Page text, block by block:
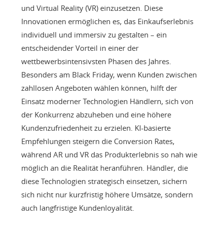
und Virtual Reality (VR) einzusetzen. Diese
Innovationen ermöglichen es, das Einkaufserlebnis
individuell und immersiv zu gestalten – ein
entscheidender Vorteil in einer der
wettbewerbsintensivsten Phasen des Jahres.
Besonders am Black Friday, wenn Kunden zwischen
zahllosen Angeboten wählen können, hilft der
Einsatz moderner Technologien Händlern, sich von
der Konkurrenz abzuheben und eine höhere
Kundenzufriedenheit zu erzielen. KI-basierte
Empfehlungen steigern die Conversion Rates,
während AR und VR das Produkterlebnis so nah wie
möglich an die Realität heranführen. Händler, die
diese Technologien strategisch einsetzen, sichern
sich nicht nur kurzfristig höhere Umsätze, sondern
auch langfristige Kundenloyalität.